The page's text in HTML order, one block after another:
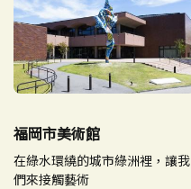
福岡市美術館
在綠水環繞的城市綠洲裡，讓我
們來接觸藝術